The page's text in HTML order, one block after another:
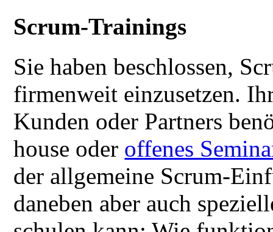
Scrum-Trainings
Sie haben beschlossen,
firmenweit einzusetzen.
Kunden oder Partners
house oder offenes
der allgemeine Scrum-
daneben aber auch